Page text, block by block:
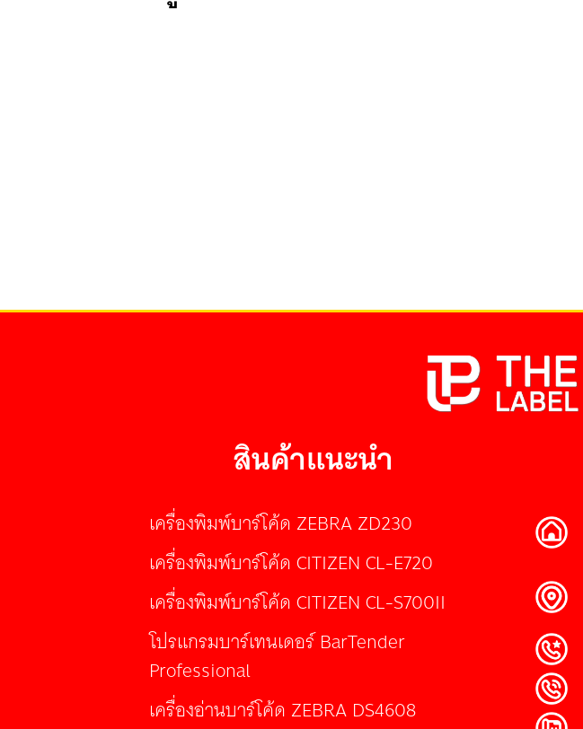
สินค้าแนะนำ
เครื่องพิมพ์บาร์โค้ด ZEBRA ZD230
เครื่องพิมพ์บาร์โค้ด CITIZEN CL-E720
เครื่องพิมพ์บาร์โค้ด CITIZEN CL-S700II
โปรแกรมบาร์เทนเดอร์ BarTender
Professional
เครื่องอ่านบาร์โค้ด ZEBRA DS4608